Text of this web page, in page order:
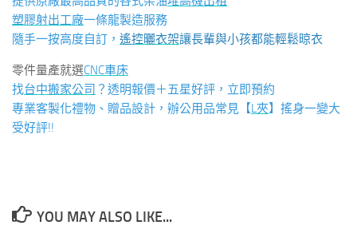
塑膠射出工廠一條龍製造服務
隨手一按高度自訂， 遙控曬衣架讓長輩與小孩都能輕鬆晾衣
零件量產就選CNC車床
找台中搬家公司 ？透明報價＋五星好評，立即預約
專業客製化禮物、贈品設計，辦公用品常見【L夾】搖身一變大
受好評!!
YOU MAY ALSO LIKE...